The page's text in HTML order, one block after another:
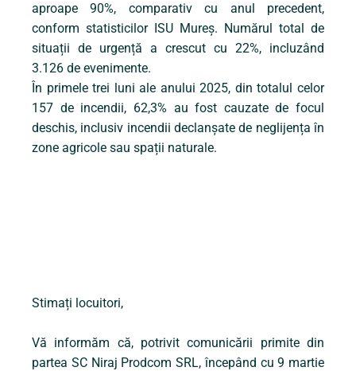
aproape 90%, comparativ cu anul precedent,
conform statisticilor ISU Mureș. Numărul total de
situații de urgență a crescut cu 22%, incluzând
3.126 de evenimente.
În primele trei luni ale anului 2025, din totalul celor
157 de incendii, 62,3% au fost cauzate de focul
deschis, inclusiv incendii declanșate de neglijența în
zone agricole sau spații naturale.
Stimați locuitori,
Vă informăm că, potrivit comunicării primite din
partea SC Niraj Prodcom SRL, începând cu 9 martie